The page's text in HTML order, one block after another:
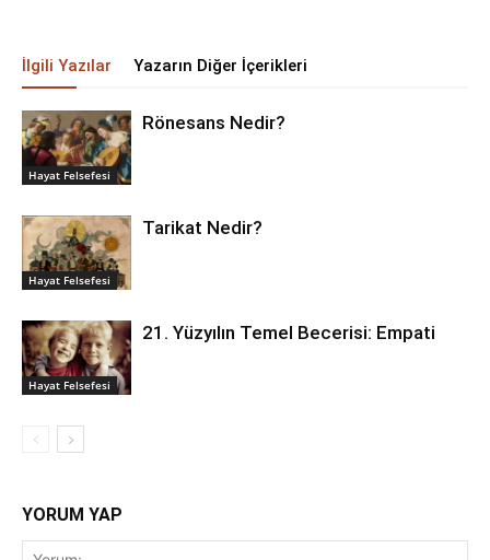
İlgili Yazılar Yazarın Diğer İçerikleri
Hayat Felsefesi
Rönesans Nedir?
Hayat Felsefesi
Tarikat Nedir?
Hayat Felsefesi
21. Yüzyılın Temel Becerisi: Empati
YORUM YAP